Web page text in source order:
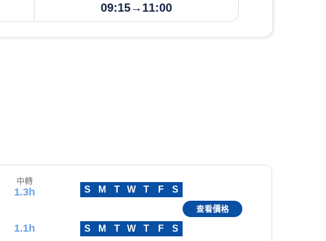
09:15→11:00
中轉
1.3h S M T W T F S
1.1h S M T W T F S
查看價格